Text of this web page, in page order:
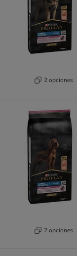
2 opciones
2 opciones